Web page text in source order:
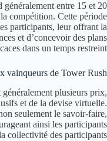
généralement entre 15 et 20
compétition. Cette période
participants, leur offrant la
et d’concevoir des plans
dans un temps restreint.
vainqueurs de Tower Rush ?
plusieurs prix,
et de la devise virtuelle.
seulement le savoir-faire,
ainsi les participants
collectivité des participants.